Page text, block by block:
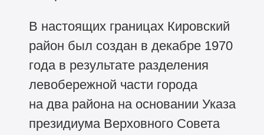
В настоящих границах Кировский
район был создан в декабре 1970
года в результате разделения
левобережной части города
на два района на основании Указа
президиума Верховного Совета